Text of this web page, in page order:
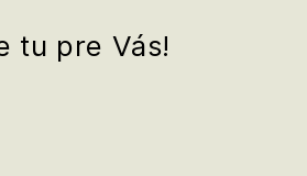
tu pre Vás!